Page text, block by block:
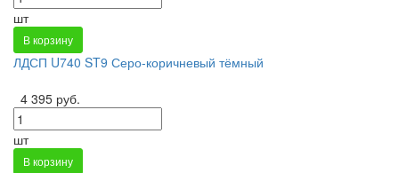
шт
В корзину
ЛДСП U740 ST9 Серо-коричневый тёмный
4 395 руб.
шт
В корзину